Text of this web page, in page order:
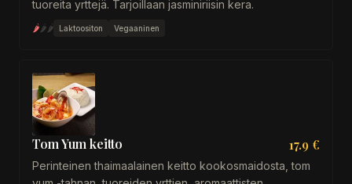
tuoreita yrttejä. Tarjoillaan jasminiriisin kera.
🌶🌶🌶 Laktoositon Vegaaninen
Tom Yum keitto 17.9 €
Perinteinen thaimaalainen keitto kookosmaidosta, tom